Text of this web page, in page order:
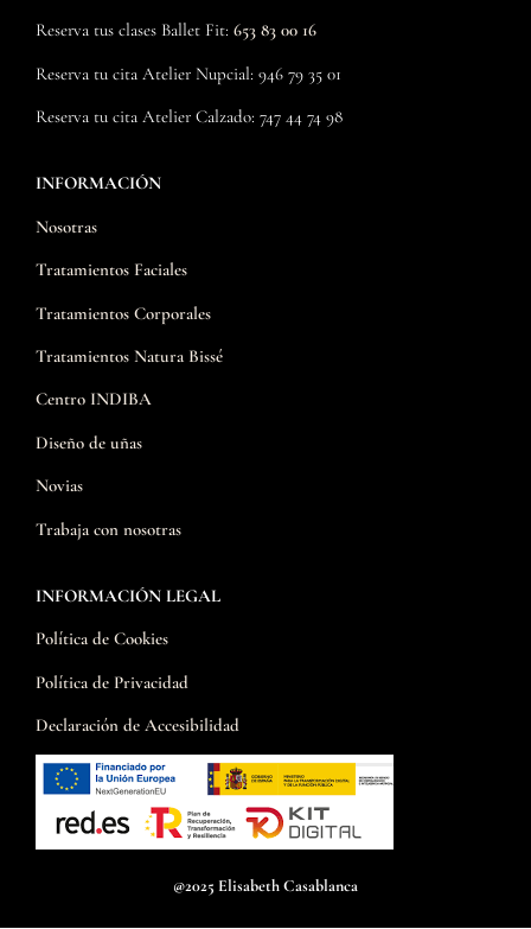
Reserva tus clases Ballet Fit: 653 83 00 16
Reserva tu cita Atelier Nupcial: 946 79 35 01
Reserva tu cita Atelier Calzado: 747 44 74 98
INFORMACIÓN
Nosotras
Tratamientos Faciales
Tratamientos Corporales
Tratamientos Natura Bissé
Centro INDIBA
Diseño de uñas
Novias
Trabaja con nosotras
INFORMACIÓN LEGAL
Política de Cookies
Política de Privacidad
Declaración de Accesibilidad
@2025 Elisabeth Casablanca